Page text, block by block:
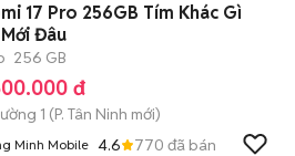
17 Pro 256GB Tím Khác Gì
Đâu
256 GB
đ
1 (P. Tân Ninh mới)
Minh Mobile 4.6 770 đã bán